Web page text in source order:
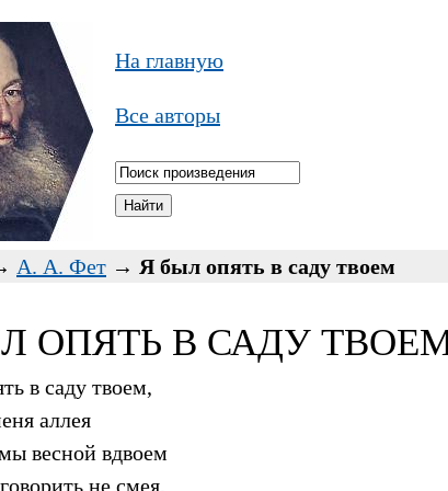
На главную
Все авторы
А. А. Фет → Я был опять в саду твоем
ОПЯТЬ В САДУ
в саду твоем,
аллея
весной вдвоем
не смея.